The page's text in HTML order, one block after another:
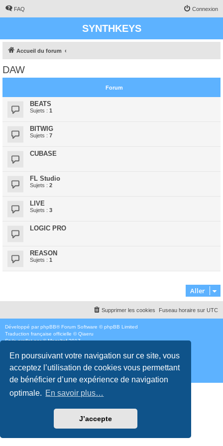
En poursuivant votre navigation sur ce site, vous
acceptez l’utilisation de cookies vous permettant
de bénéficier d’une expérience de navigation
optimale. En savoir plus…
J’accepte
FAQ Connexion
SYNTHKEYS
Accueil du forum
DAW
Forum
BEATS
Sujets : 1
BITWIG
Sujets : 7
CUBASE
FL Studio
Sujets : 2
LIVE
Sujets : 3
LOGIC PRO
REASON
Sujets : 1
Aller
Fuseau horaire sur UTC
Supprimer les cookies
Développé par phpBB® Forum Software © phpBB Limited
Traduction française officielle ©Qiaeru
Styleproflatpar ©Mazeltof2017